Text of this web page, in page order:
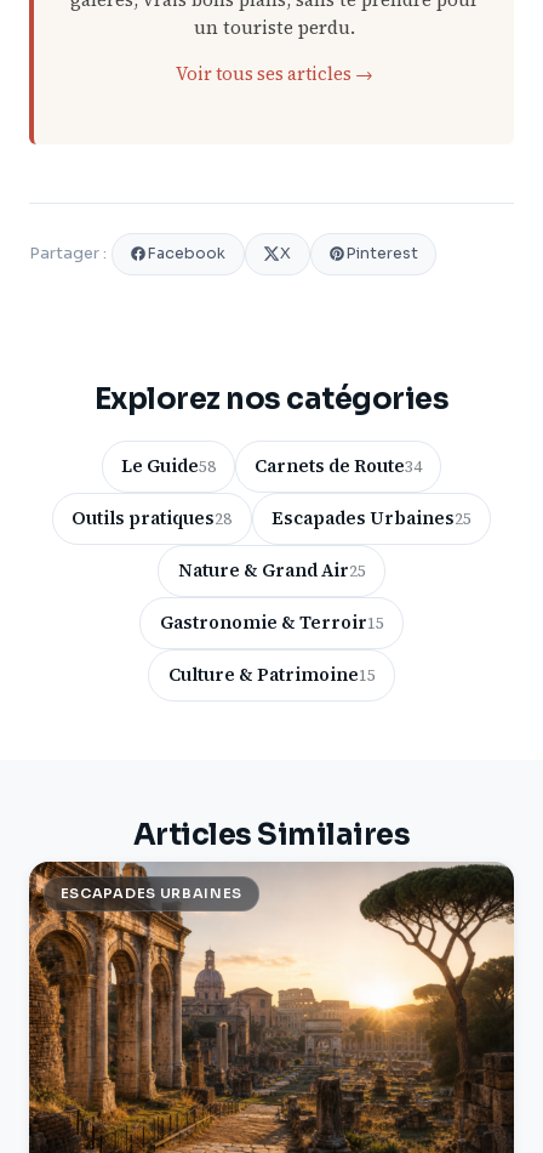
un touriste perdu.
Voir tous ses articles →
Partager : Facebook X Pinterest
Explorez nos catégories
Le Guide58 Carnets de Route34
Outils pratiques28 Escapades Urbaines25
Nature & Grand Air25
Gastronomie & Terroir15
Culture & Patrimoine15
Articles Similaires
ESCAPADES URBAINES